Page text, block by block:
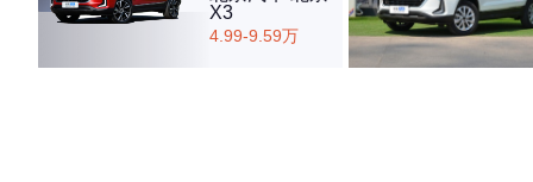
X3
4.99-9.59万